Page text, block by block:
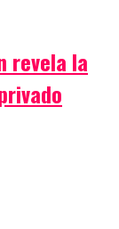
revela la